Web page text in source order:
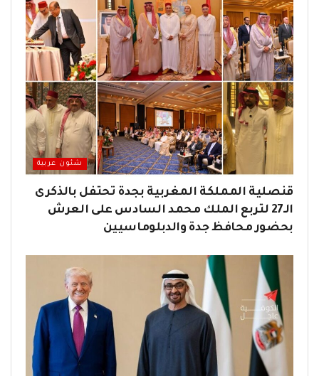
شئون عربية
قنصلية المملكة المغربية بجدة تحتفل بالذكرى
الـ27 لتربع الملك محمد السادس على العرش
بحضور محافظ جدة والدبلوماسيين